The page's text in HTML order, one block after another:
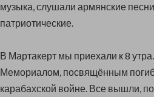
музыка, слушали армянские
патриотические.
В Мартакерт мы приехали к 8
Мемориалом, посвящённым
карабахской войне. Все вышли,